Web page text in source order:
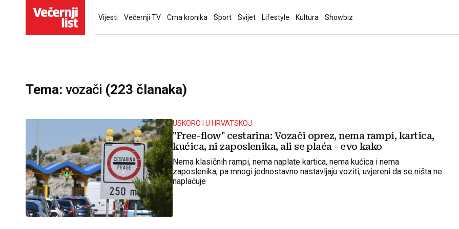
Vijesti Večernji TV Crna kronika Sport Svijet Lifestyle Kultura Showbiz
Tema: vozači (223 članaka)
USKORO I U HRVATSKOJ
"Free-flow" cestarina: Vozači oprez, nema rampi, kartica,
kućica, ni zaposlenika, ali se plaća - evo kako
Nema klasičnih rampi, nema naplate kartica, nema kućica i nema
zaposlenika, pa mnogi jednostavno nastavljaju voziti, uvjereni da se ništa ne
naplaćuje